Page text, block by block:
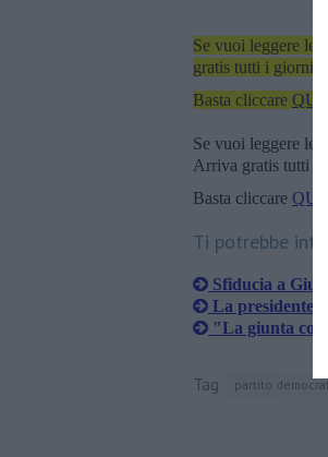
Se vuoi leggere le
gratis tutti i giorni
Basta cliccare QUI
Se vuoi leggere le
Arriva gratis tutti i
Basta cliccare QUI
Ti potrebbe
Sfiducia a
La presidente
"La giunta
Tag partito